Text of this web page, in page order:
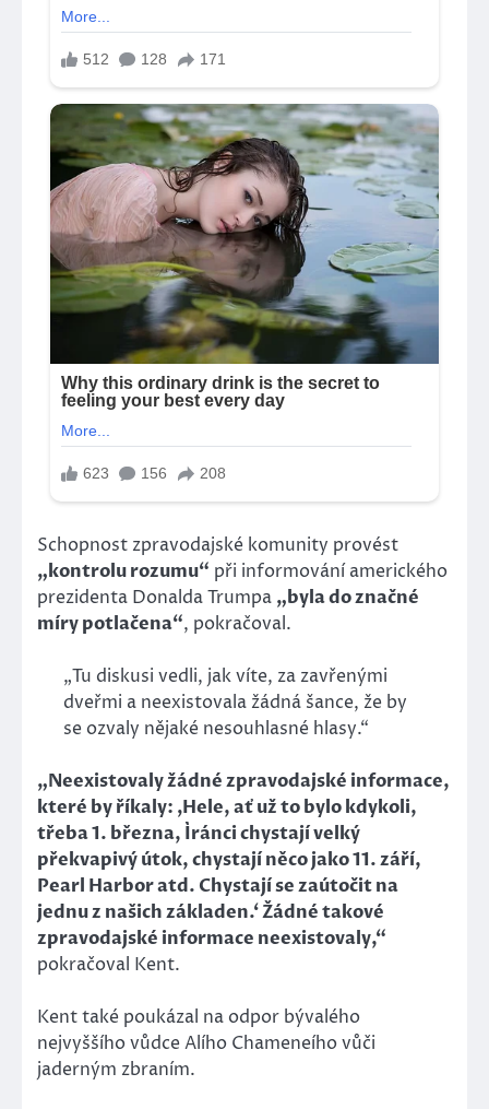
Schopnost zpravodajské komunity provést
„kontrolu rozumu“ při informování amerického
prezidenta Donalda Trumpa „byla do značné
míry potlačena“, pokračoval.
„Tu diskusi vedli, jak víte, za zavřenými
dveřmi a neexistovala žádná šance, že by
se ozvaly nějaké nesouhlasné hlasy.“
„Neexistovaly žádné zpravodajské informace,
které by říkaly: ‚Hele, ať už to bylo kdykoli,
třeba 1. března, Íránci chystají velký
překvapivý útok, chystají něco jako 11. září,
Pearl Harbor atd. Chystají se zaútočit na
jednu z našich základen.‘ Žádné takové
zpravodajské informace neexistovaly,“
pokračoval Kent.
Kent také poukázal na odpor bývalého
nejvyššího vůdce Alího Chameneího vůči
jaderným zbraním.